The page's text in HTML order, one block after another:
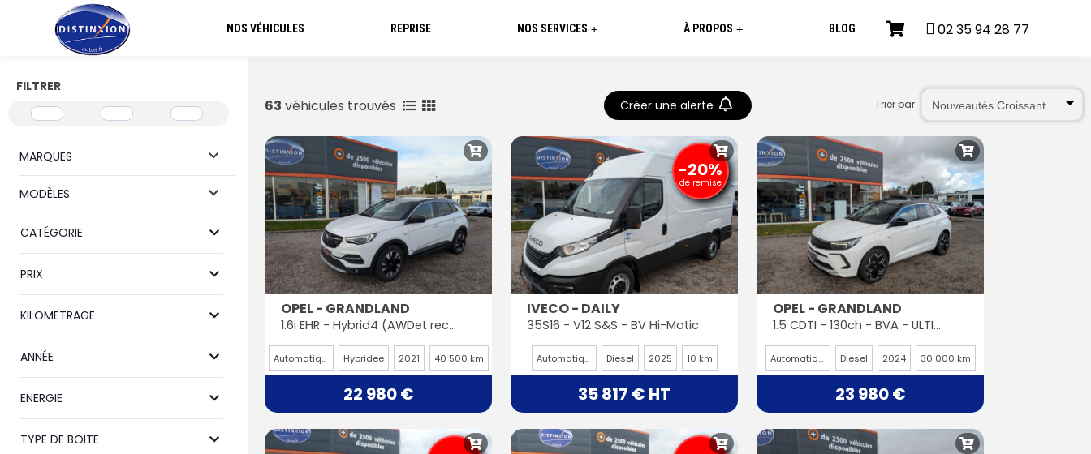
NOS VÉHICULES REPRISE +
NOS SERVICES +
À PROPOS BLOG 02 35 94 28 77
FILTRER
MARQUES
MODÈLES
CATÉGORIE
PRIX
KILOMETRAGE
ANNÉE
ENERGIE
TYPE DE BOITE
63 véhicules trouvés Créer une alerte Trier par
OPEL - GRANDLAND
1.6i EHR - Hybrid4 (AWDet rechargeable) - 300ch - Ultimate
Automatique Hybridee 2021 40 500 km
22 980 €
-20%
de remise
IVECO - DAILY
35S16 - V12 S&S - BV Hi-Matic
Automatique Diesel 2025 10 km
35 817 € HT
OPEL - GRANDLAND
1.5 CDTI - 130ch - BVA - ULTIMATE PHASE 2
Automatique Diesel 2024 30 000 km
23 980 €